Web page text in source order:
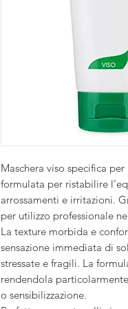
Maschera viso specifica
formulata per ristabilire
arrossamenti e irritazioni.
per utilizzo professionale
La texture morbida e
sensazione immediata di
stressate e fragili. La
rendendola
o sensibilizzazione.